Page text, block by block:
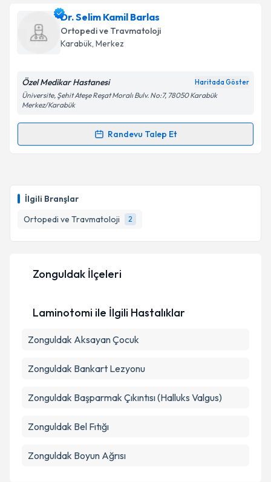
İlgili Branşlar
Ortopedi ve Travmatoloji
2
E-posta Adresiniz
Kişisel verilerimin işlenmesine ilişkin
Aydınlatma
Metni'ni okudum ve kişisel verilerimin belirtilen
kapsamda işlenmesini kabul ediyorum.
Takvim Talebini Gönder
Dr. Selim Kamil Barlas
Ortopedi ve Travmatoloji
Karabük, Merkez
Özel Medikar Hastanesi Haritada Göster
Üniversite, Şehit Ateşe Reşat Moralı Bulv. No:7, 78050 Karabük
Merkez/Karabük
Randevu Talep Et
Randevu Takvimi Talebi
takvim hazırlandığında e-posta ile bilgilendireceğiz.
kapsamda işlenmesini kabul ediyorum.
Zonguldak İlçeleri
Laminotomi ile İlgili Hastalıklar
Zonguldak Aksayan Çocuk
Zonguldak Bankart Lezyonu
Zonguldak Başparmak Çıkıntısı (Halluks Valgus)
Zonguldak Bel Fıtığı
Zonguldak Boyun Ağrısı